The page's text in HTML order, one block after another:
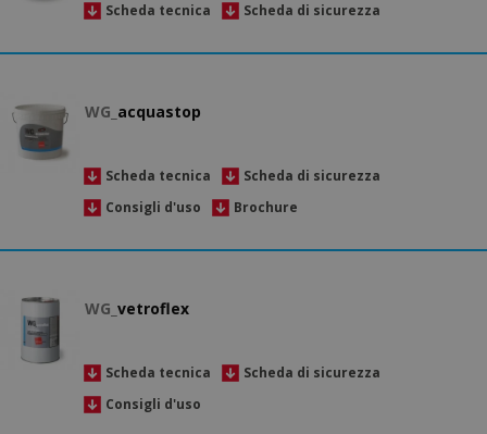
Scheda tecnica Scheda di sicurezza
WG_ acquastop
Scheda tecnica
Scheda di sicurezza
Consigli d'uso
Brochure
WG_ vetroflex
Scheda tecnica
Scheda di sicurezza
Consigli d'uso